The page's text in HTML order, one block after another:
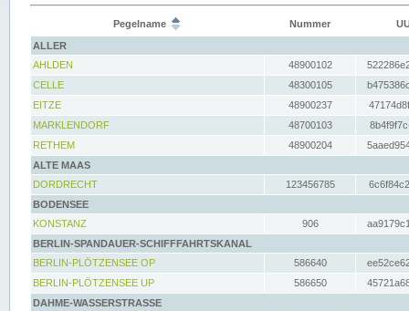
Pegelname Nummer
ALLER
AHLDEN
48900102
CELLE
48300105
EITZE
48900237
MARKLENDORF
48700103
RETHEM
48900204
ALTE MAAS
DORDRECHT
123456785
BODENSEE
KONSTANZ
906
BERLIN-SPANDAUER-SCHIFFFAHRTSKANAL
BERLIN-PLÖTZENSEE OP
586640
BERLIN-PLÖTZENSEE UP
586650
DAHME-WASSERSTRASSE